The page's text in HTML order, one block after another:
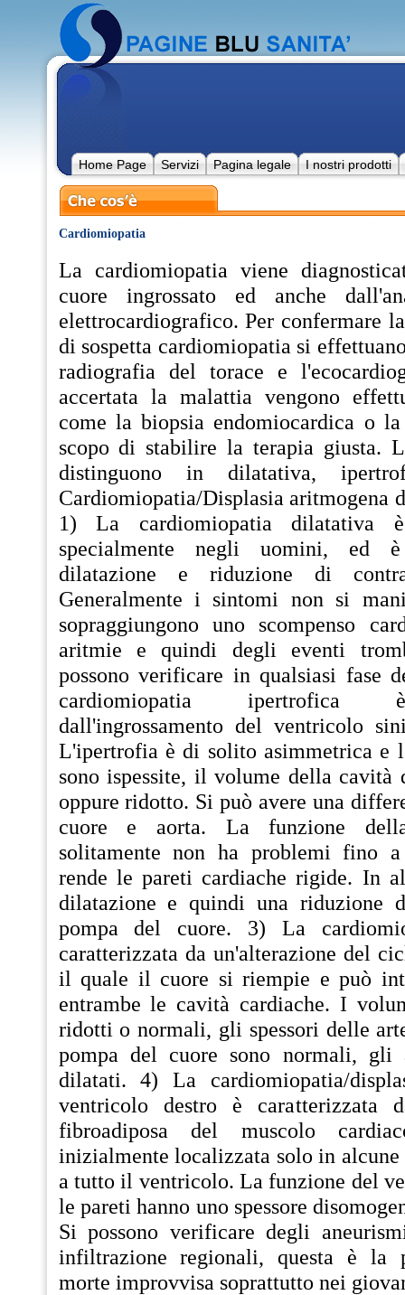
Home Page Servizi Pagina legale I nostri prodotti
Cardiomiopatia
La cardiomiopatia viene
cuore ingrossato ed anche
elettrocardiografico. Per confermare
di sospetta cardiomiopatia si
radiografia del torace e
accertata la malattia vengono
come la biopsia endomiocardica o
scopo di stabilire la terapia giusta.
distinguono in dilatativa,
Cardiomiopatia/Displasia aritmogena
1) La cardiomiopatia dilatativa
specialmente negli uomini, ed
dilatazione e riduzione di
Generalmente i sintomi non si
sopraggiungono uno scompenso
aritmie e quindi degli eventi
possono verificare in qualsiasi fase
cardiomiopatia ipertrofica
dall'ingrossamento del ventricolo
L'ipertrofia è di solito asimmetrica e
sono ispessite, il volume della cavità
oppure ridotto. Si può avere una
cuore e aorta. La funzione
solitamente non ha problemi fino
rende le pareti cardiache rigide. In
dilatazione e quindi una riduzione
pompa del cuore. 3) La
caratterizzata da un'alterazione del
il quale il cuore si riempie e può
entrambe le cavità cardiache. I
ridotti o normali, gli spessori delle
pompa del cuore sono normali, gli
dilatati. 4) La cardiomiopatia/
ventricolo destro è caratterizzata
fibroadiposa del muscolo
inizialmente localizzata solo in alcune
a tutto il ventricolo. La funzione del
le pareti hanno uno spessore
Si possono verificare degli
infiltrazione regionali, questa è la
morte improvvisa soprattutto nei